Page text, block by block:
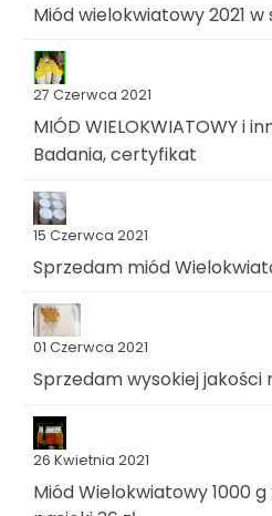
Miód wielokwiatowy 2021 w
27 Czerwca 2021
MIÓD WIELOKWIATOWY i
Badania, certyfikat
15 Czerwca 2021
Sprzedam miód
01 Czerwca 2021
Sprzedam wysokiej
26 Kwietnia 2021
Miód Wielokwiatowy 1000